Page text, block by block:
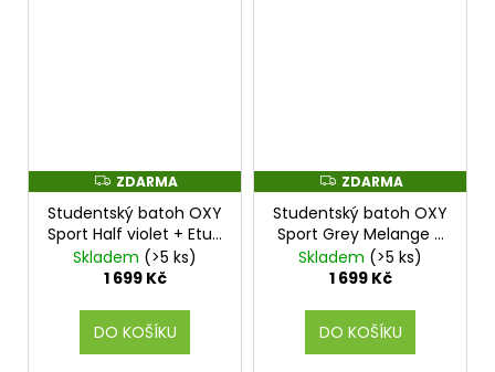
Z
D
A
R
M
A
ZDARMA
Studentský batoh OXY
Sport Half violet + Etue
zdarma
Skladem (>5 ks)
1 699 Kč
DO KOŠÍKU
Z
D
A
M
A
ZDARMA
Studentský batoh OXY
Sport Grey Melange +
Etue zdarma
Skladem (>5 ks)
1 699 Kč
DO KOŠÍKU